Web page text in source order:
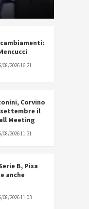
08/2026 16:21
Corvino
settembre il
Meeting
08/2026 11:31
B, Pisa
anche
08/2026 11:03